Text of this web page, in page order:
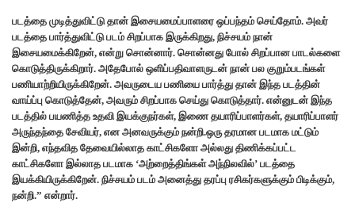
படத்தை முடித்துவிட்டு தான் இசையமைப்பாளரை ஒப்பந்தம் செய்தோம். அவர்
படத்தை பார்த்துவிட்டு படம் சிறப்பாக இருக்கிறது, நிச்சயம் நான்
இசையமைக்கிறேன், என்று சொன்னார். சொன்னது போல் சிறப்பான பாடல்களை
கொடுத்திருக்கிறார். அதேபோல் ஒளிப்பதிவாளருடன் நான் பல குறும்படங்கள்
பணியாற்றியிருக்கிறேன். அவருடைய பணியை பார்த்து தான் இந்த படத்தின்
வாய்ப்பு கொடுத்தேன், அவரும் சிறப்பாக செய்து கொடுத்தார். என்னுடன் இந்த
படத்தில் பயணித்த உதவி இயக்குநர்கள், இணை தயாரிப்பாளர்கள், தயாரிப்பாளர்
அருந்தந்தை சேவியர், என அனவருக்கும் நன்றி.ஒரு தரமான படமாக மட்டும்
இன்றி, எந்தவித தேவையில்லாத காட்சிகளோ அல்லது திணிக்கப்பட்ட
காட்சிகளோ இல்லாத படமாக ‘அற்றைத்திங்கள் அந்நிலவில்’ படத்தை
இயக்கியிருக்கிறேன். நிச்சயம் படம் அனைத்து தரப்பு ரசிகர்களுக்கும் பிடிக்கும்,
நன்றி.” என்றார்.